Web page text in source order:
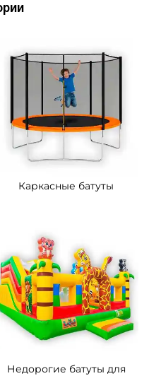
Каркасные батуты
Недорогие батуты для